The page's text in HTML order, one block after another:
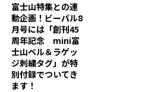
富士山特集との連
動企画！ビーパル8
月号には「創刊45
周年記念 mini富
士山ベル＆ラゲッ
ジ刺繍タグ」が特
別付録でついてき
ます！